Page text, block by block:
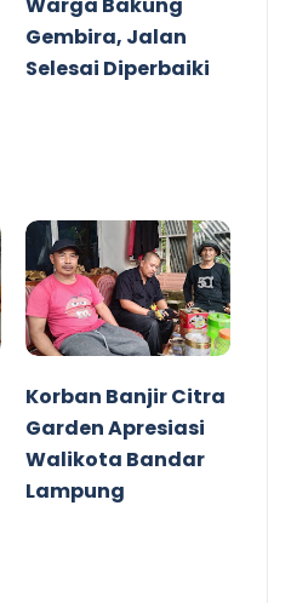
Gembira, Jalan
Selesai Diperbaiki
Korban Banjir Citra
Garden Apresiasi
Walikota Bandar
Lampung